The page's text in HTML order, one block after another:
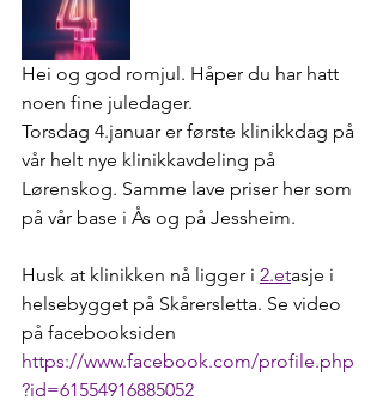
Hei og god romjul. Håper du har hatt
noen fine juledager.
Torsdag 4.januar er første klinikkdag på
vår helt nye klinikkavdeling på
Lørenskog. Samme lave priser her som
på vår base i Ås og på Jessheim.
Husk at klinikken nå ligger i 2.etasje i
helsebygget på Skårersletta. Se video
på facebooksiden
https://www.facebook.com/profile.php
?id=61554916885052